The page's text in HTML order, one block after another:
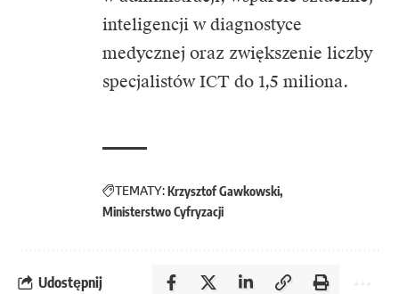
inteligencji w diagnostyce
medycznej oraz zwiększenie liczby
specjalistów ICT do 1,5 miliona.
TEMATY:Krzysztof Gawkowski
Ministerstwo Cyfryzacji
Udostępnij